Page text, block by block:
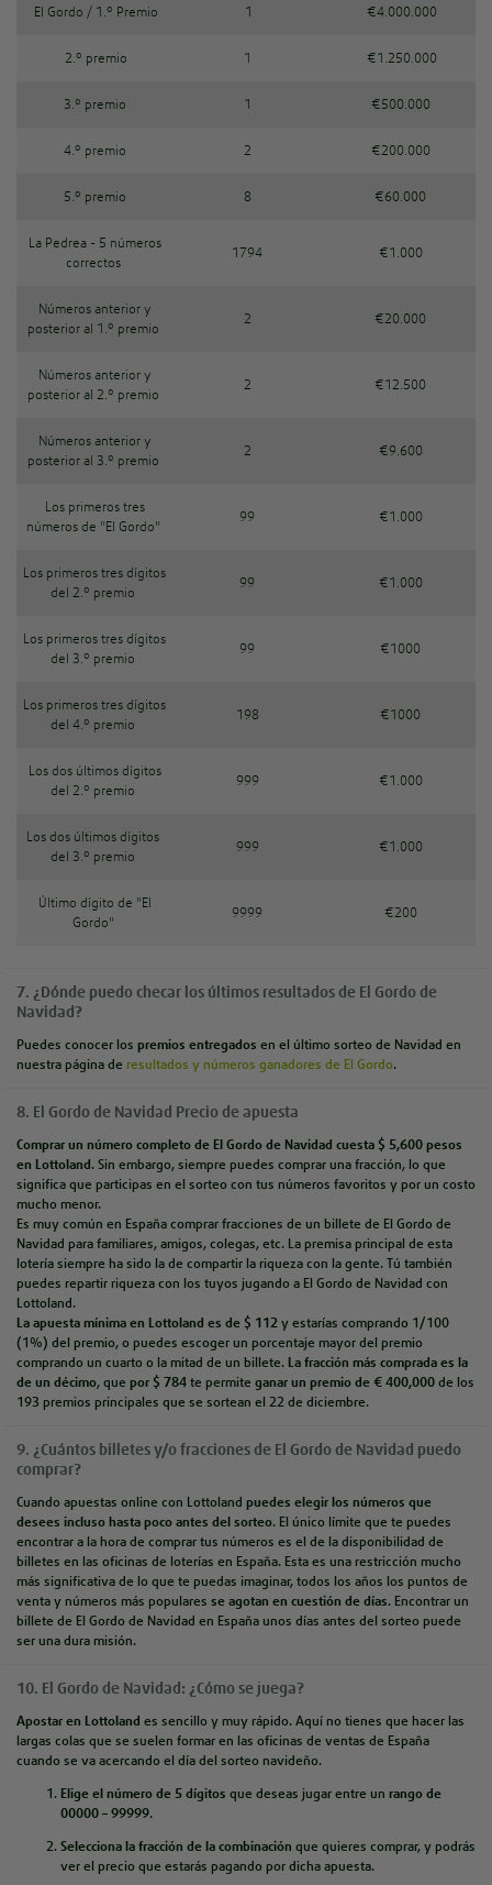
El Gordo / 1.º Premio 1 €4.000.000
2.º premio 1 €1.250.000
3.º premio 1 €500.000
4.º premio 2 €200.000
5.º premio 8 €60.000
La Pedrea - 5 números
correctos
1794 €1.000
Números anterior y
posterior al 1.º premio
2 €20.000
Números anterior y
posterior al 2.º premio
2 €12.500
Números anterior y
posterior al 3.º premio
2 €9.600
Los primeros tres
números de "El Gordo"
99 €1.000
Los primeros tres dígitos
del 2.º premio
99 €1.000
Los primeros tres dígitos
del 3.º premio
99 €1000
Los primeros tres dígitos
del 4.º premio
198 €1000
Los dos últimos dígitos
del 2.º premio
999 €1.000
Los dos últimos dígitos
del 3.º premio
999 €1.000
Último dígito de "El
Gordo"
9999 €200
7. ¿Dónde puedo checar los últimos resultados de El Gordo de
Navidad?
Puedes conocer los premios entregados en el último sorteo de Navidad en
nuestra página de resultados ynúmeros ganadores de El Gordo.
8. El Gordo de Navidad Precio de apuesta
Comprar un número completode El Gordo de Navidad cuesta $ 5,600 pesos
en Lottoland. Sin embargo, siempre puedes comprar una fracción, lo que
significa que participas en el sorteo con tus números favoritos y por un costo
mucho menor.
Es muy común en España comprar fracciones de un billete de El Gordo de
Navidad para familiares, amigos, colegas, etc. La premisa principal de esta
lotería siempre ha sido la de compartir la riqueza con la gente. Tú también
puedes repartir riqueza con los tuyos jugando a El Gordo de Navidad con
Lottoland.
La apuestamínima en Lottoland es de $ 112y estarías comprando 1/100
(1%) del premio, o puedes escoger un porcentaje mayor del premio
comprando un cuarto o la mitad de un billete.La fracción más comprada es la
de un décimo, que por $ 784te permite ganar un premio de € 400,000de los
193 premios principales que se sortean el 22 de diciembre.
9. ¿Cuántos billetes y/o fracciones de El Gordo de Navidad puedo
comprar?
Cuando apuestas online con Lottoland puedes elegir los números que
desees incluso hasta poco antes del sorteo. El único límite que te puedes
encontrar a la hora de comprar tus números es el de la disponibilidad de
billetes en las oficinas de loterías en España. Esta es una restricción mucho
más significativa de lo que te puedas imaginar, todos los años los puntos de
venta y números más populares se agotan en cuestión de días. Encontrar un
billete de El Gordo de Navidad en España unos días antes del sorteo puede
ser una dura misión.
10. El Gordo de Navidad: ¿Cómo se juega?
Apostaren Lottoland es sencillo y muy rápido. Aquí no tienes que hacer las
largas colas que se suelen formar en las oficinas de ventas de España
cuando se va acercando el día del sorteo navideño.
Elige el número de 5 dígitos que deseas jugar entre un rango de
00000 – 99999.
Selecciona la fracción dela combinación que quieres comprar, y podrás
ver el precio que estarás pagando por dicha apuesta.